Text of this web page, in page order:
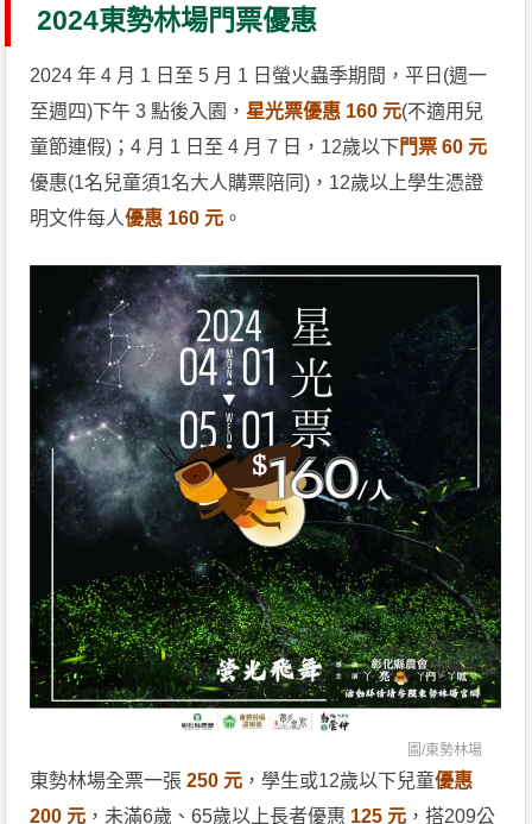
2024東勢林場門票優惠
2024 年 4 月 1 日至 5 月 1 日螢火蟲季期間，平日(週一
至週四)下午 3 點後入園，星光票優惠 160 元(不適用兒
童節連假)；4 月 1 日至 4 月 7 日，12歲以下門票 60 元
優惠(1名兒童須1名大人購票陪同)，12歲以上學生憑證
明文件每人優惠 160 元 。
圖/東勢林場
東勢林場全票一張250 元 ，學生或12歲以下兒童優惠
200 元 ，未滿6歲、65歲以上長者優惠 125 元 ，搭209公